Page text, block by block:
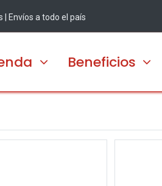
| Envíos a todo el país
Beneficios